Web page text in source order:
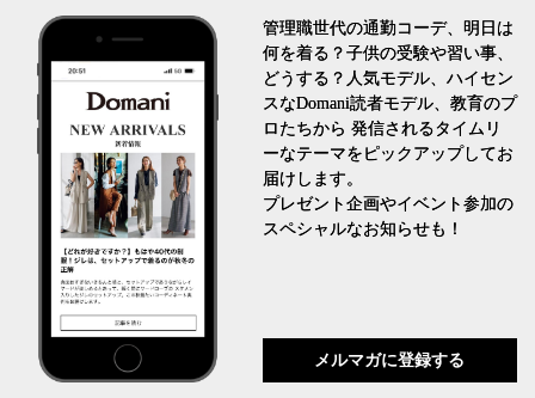
管理職世代の通勤コーデ、明日は
何を着る？子供の受験や習い事、
どうする？人気モデル、ハイセン
スなDomani読者モデル、教育のプ
ロたちから 発信されるタイムリ
ーなテーマをピックアップしてお
届けします。
プレゼント企画やイベント参加の
スペシャルなお知らせも！
メルマガに登録する